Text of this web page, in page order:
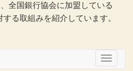
全国銀行協会に加盟している
る取組みを紹介しています。
メニュ